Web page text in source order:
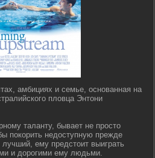
амбициях и семье, основанная на
пловца Энтони
таланту, бывает не просто
покорить недоступную прежде
ему предстоит выиграть
и дорогими ему людьми.